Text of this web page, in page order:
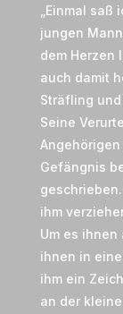
„Einmal
jungen
dem Herzen
auch damit
Sträfling
Seine
Gefängnis
ihm
Um es
ihnen in
ihm ein
an der